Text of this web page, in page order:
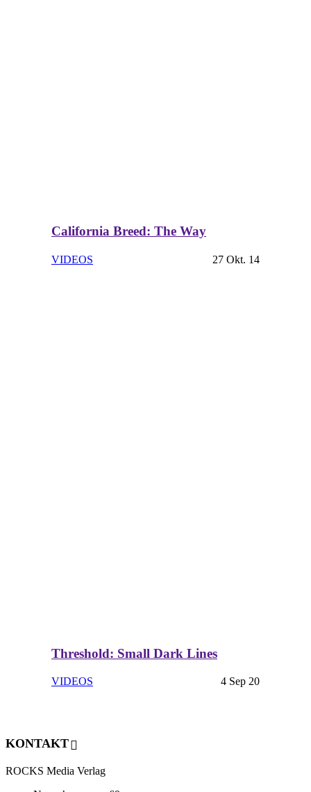
California Breed: The Way
VIDEOS 27 Okt. 14
Threshold: Small Dark Lines
VIDEOS 4 Sep 20
KONTAKT
ROCKS Media Verlag